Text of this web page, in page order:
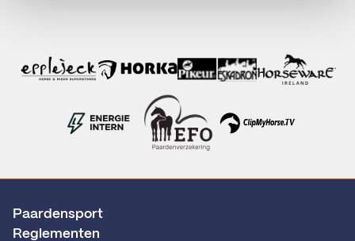
Paardensport
Reglementen